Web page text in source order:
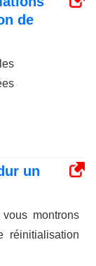
de
un
montrons
réinitialisation